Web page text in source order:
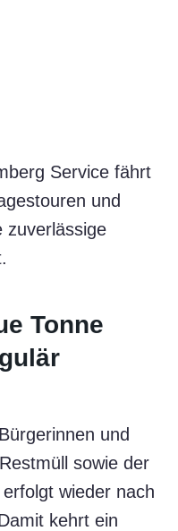
Service fährt
und
zuverlässige
Tonne
und
sowie der
wieder nach
kehrt ein